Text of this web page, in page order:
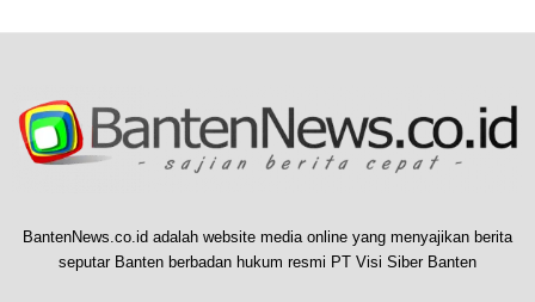
BantenNews.co.id adalah website media online yang menyajikan berita
seputar Banten berbadan hukum resmi PT Visi Siber Banten